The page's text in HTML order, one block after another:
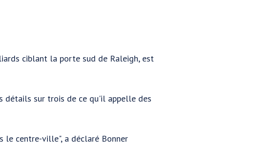
ciblant la porte sud de Raleigh, est
détails sur trois de ce qu'il appelle des
le centre-ville", a déclaré Bonner